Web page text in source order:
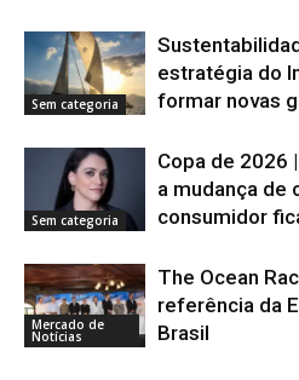
Sem categoria
estratégia do
formar novas
Sem categoria
Copa de 2026
a mudança de
consumidor
Mercado de
Notícias
The Ocean
referência da
Brasil